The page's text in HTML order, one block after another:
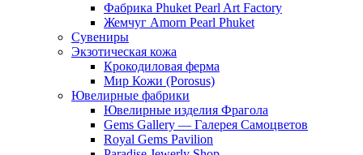
Фабрика Phuket Pearl Art Factory
Жемчуг Amorn Pearl Phuket
Сувениры
Экзотическая кожа
Крокодиловая ферма
Мир Кожи (Porosus)
Ювелирные фабрики
Ювелирные изделия Фрагола
Gems Gallery — Галерея Самоцветов
Royal Gems Pavilion